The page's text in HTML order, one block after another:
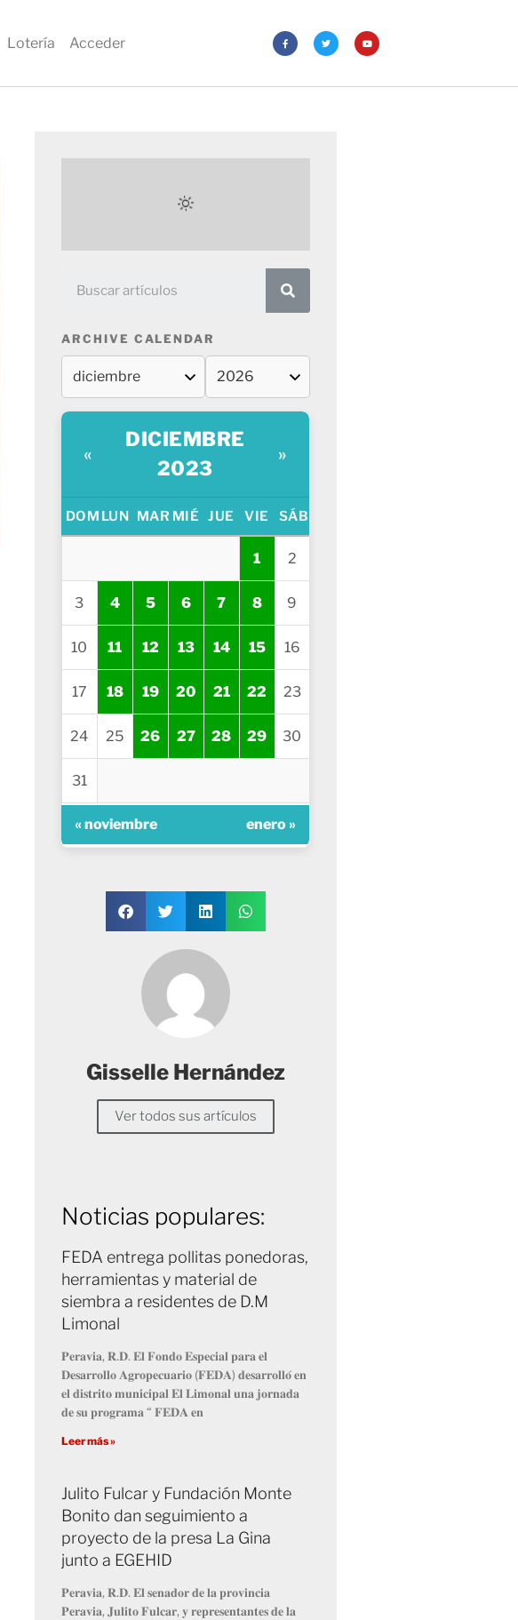
Lotería Acceder
ARCHIVE CALENDAR
«
DICIEMBRE
2023
»
DOM LUN MAR MIÉ JUE VIE SÁB
1 2
3 4 5 6 7 8 9
10 11 12 13 14 15 16
17 18 19 20 21 22 23
24 25 26 27 28 29 30
31
« noviembre enero »
Gisselle Hernández
Ver todos sus artículos
Noticias populares:
FEDA entrega pollitas ponedoras,
herramientas y material de
siembra a residentes de D.M
Limonal
𝐏𝐞𝐫𝐚𝐯𝐢𝐚, 𝐑.𝐃. 𝐄𝐥 𝐅𝐨𝐧𝐝𝐨 𝐄𝐬𝐩𝐞𝐜𝐢𝐚𝐥 𝐩𝐚𝐫𝐚 𝐞𝐥
𝐃𝐞𝐬𝐚𝐫𝐫𝐨𝐥𝐥𝐨 𝐀𝐠𝐫𝐨𝐩𝐞𝐜𝐮𝐚𝐫𝐢𝐨 (𝐅𝐄𝐃𝐀) 𝐝𝐞𝐬𝐚𝐫𝐫𝐨𝐥𝐥𝐨́ 𝐞𝐧
𝐞𝐥 𝐝𝐢𝐬𝐭𝐫𝐢𝐭𝐨 𝐦𝐮𝐧𝐢𝐜𝐢𝐩𝐚𝐥 𝐄𝐥 𝐋𝐢𝐦𝐨𝐧𝐚𝐥 𝐮𝐧𝐚 𝐣𝐨𝐫𝐧𝐚𝐝𝐚
𝐝𝐞 𝐬𝐮 𝐩𝐫𝐨𝐠𝐫𝐚𝐦𝐚 “ 𝐅𝐄𝐃𝐀 𝐞𝐧
Leer más »
Julito Fulcar y Fundación Monte
Bonito dan seguimiento a
proyecto de la presa La Gina
junto a EGEHID
𝐏𝐞𝐫𝐚𝐯𝐢𝐚, 𝐑.𝐃. 𝐄𝐥 𝐬𝐞𝐧𝐚𝐝𝐨𝐫 𝐝𝐞 𝐥𝐚 𝐩𝐫𝐨𝐯𝐢𝐧𝐜𝐢𝐚
𝐏𝐞𝐫𝐚𝐯𝐢𝐚, 𝐉𝐮𝐥𝐢𝐭𝐨 𝐅𝐮𝐥𝐜𝐚𝐫, 𝐲 𝐫𝐞𝐩𝐫𝐞𝐬𝐞𝐧𝐭𝐚𝐧𝐭𝐞𝐬 𝐝𝐞 𝐥𝐚